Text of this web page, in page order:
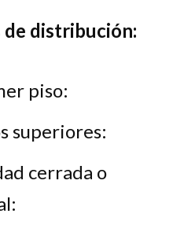
de distribución:
piso:
superiores:
cerrada o